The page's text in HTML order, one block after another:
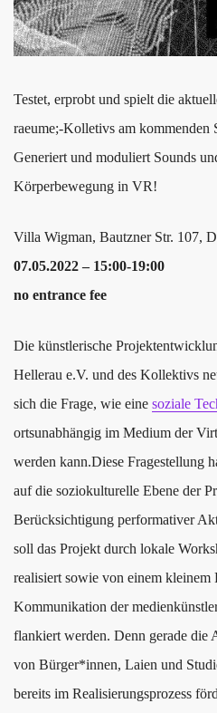
Testet, erprobt und spielt die
raeume;-Kolletivs am kommenden
Generiert und moduliert Sounds
Körperbewegung in VR!
Villa Wigman, Bautzner Str. 107,
07.05.2022 – 15:00-19:00
no entrance fee
Die künstlerische
Hellerau e.V. und des Kollektivs
sich die Frage, wie eine soziale
ortsunabhängig im Medium der
werden kann.Diese Fragestellung
auf die soziokulturelle Ebene der
Berücksichtigung performativer
soll das Projekt durch lokale
realisiert sowie von einem kleinem
Kommunikation der
flankiert werden. Denn gerade
von Bürger*innen, Laien und
bereits im Realisierungsprozess